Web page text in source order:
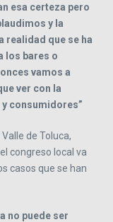
esa certeza pero
y la
realidad que se ha
los bares o
vamos a
ver con la
consumidores”
de Toluca,
congreso local va
casos que se han
no puede ser